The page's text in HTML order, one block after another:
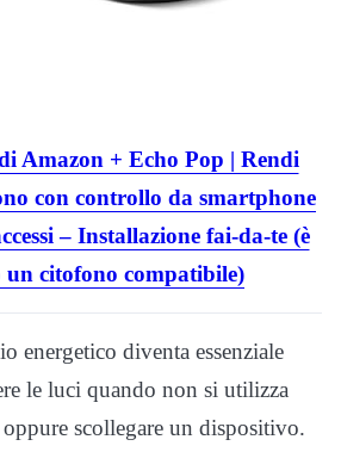
Amazon + Echo Pop | Rendi
con controllo da smartphone
– Installazione fai-da-te (è
un citofono compatibile)
energetico diventa essenziale
le luci quando non si utilizza
scollegare un dispositivo.